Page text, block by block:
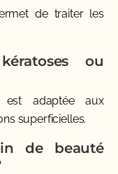
de traiter les
ou
est adaptée aux
superficielles.
de beauté